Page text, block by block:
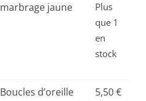
marbrage jaune
Plus
que 1
en
stock
Boucles d’oreille
5,50€